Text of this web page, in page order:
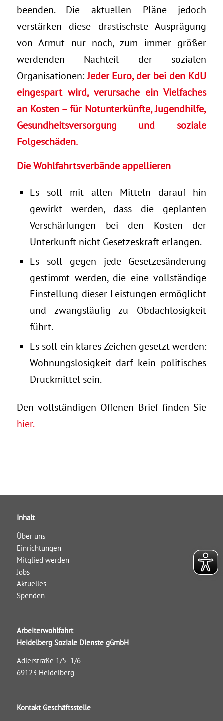
beenden. Die aktuellen Pläne jedoch
verstärken diese drastischste Ausprägung
von Armut nur noch, zum immer größer
werdenden Nachteil der sozialen
Organisationen:Jeder Euro, der bei den KdU
eingespart wird, verursache ein Vielfaches
an Kosten – für Notunterkünfte, Jugendhilfe,
Gesundheitsversorgung und soziale
Folgeschäden.
Die Wohlfahrtsverbände appellieren
Es soll mit allen Mitteln darauf hin
gewirkt werden, dass die geplanten
Verschärfungen bei den Kosten der
Unterkunft nicht Gesetzeskraft erlangen.
Es soll gegen jede Gesetzesänderung
gestimmt werden, die eine vollständige
Einstellung dieser Leistungen ermöglicht
und zwangsläufig zu Obdachlosigkeit
führt.
Es soll ein klares Zeichen gesetzt werden:
Wohnungslosigkeit darf kein politisches
Druckmittel sein.
Den vollständigen Offenen Brief finden Sie
hier.
Inhalt
Über uns
Einrichtungen
Mitglied werden
Jobs
Aktuelles
Spenden
Arbeiterwohlfahrt
Heidelberg Soziale Dienste gGmbH
Adlerstraße 1/5 -1/6
69123 Heidelberg
Kontakt Geschäftsstelle